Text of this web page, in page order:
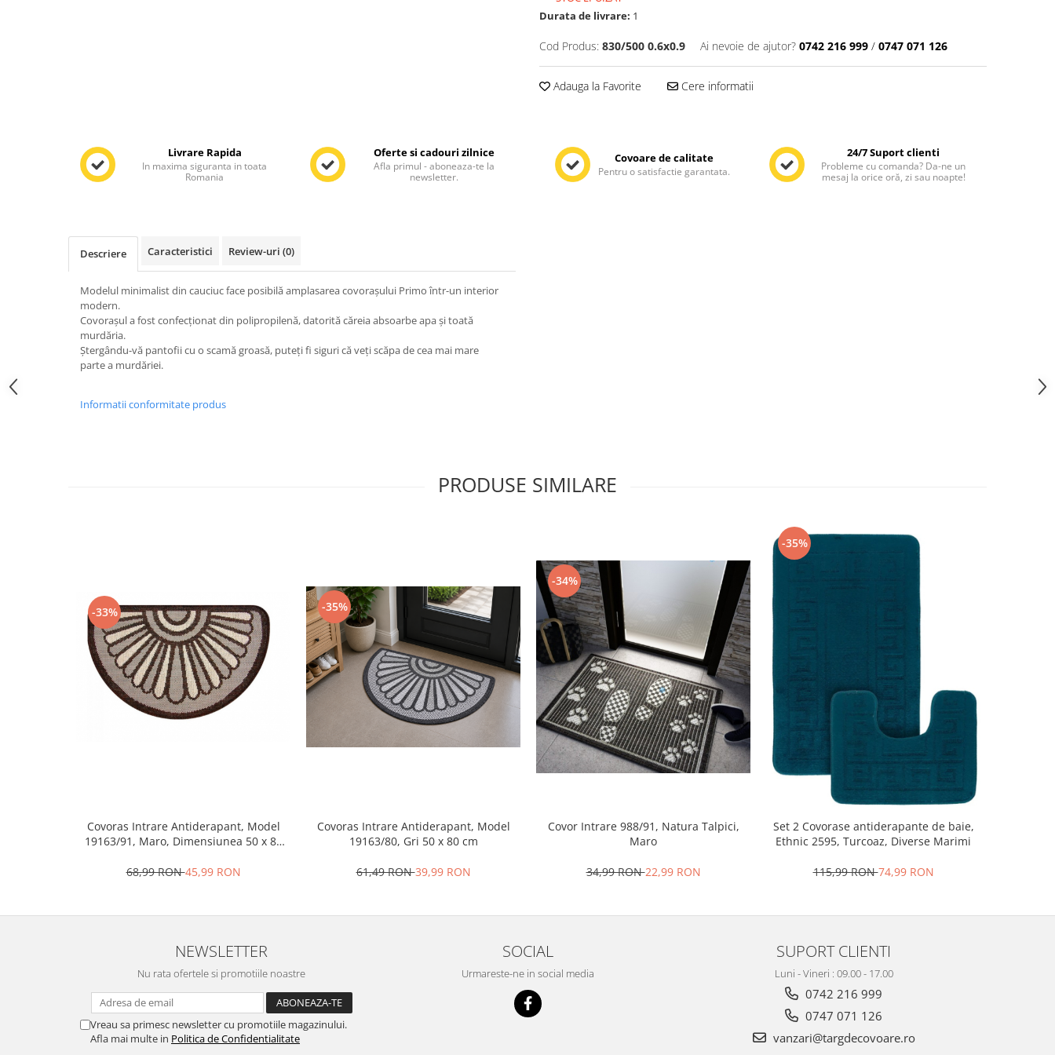
Durata de livrare: 1
Cod Produs: 830/500 0.6x0.9 Ai nevoie de ajutor? 0742 216 999 / 0747 071 126
Adauga la Favorite Cere informatii
Facebook
Livrare Rapida
In maxima siguranta in toata
Romania
Oferte si cadouri zilnice
Afla primul - aboneaza-te la
newsletter.
Covoare de calitate
Pentru o satisfactie garantata.
24/7 Suport clienti
Probleme cu comanda? Da-ne un
mesaj la orice oră, zi sau noapte!
Descriere Caracteristici Review-uri (0)
Modelul minimalist din cauciuc face posibilă amplasarea covorașului Primo într-un interior
modern.
Covorașul a fost confecționat din polipropilenă, datorită căreia absoarbe apa și toată
murdăria.
Ștergându-vă pantofii cu o scamă groasă, puteți fi siguri că veți scăpa de cea mai mare
parte a murdăriei.
Informatii conformitate produs
PRODUSE SIMILARE
-33%
Covoras Intrare Antiderapant, Model
19163/91, Maro, Dimensiunea 50 x 80
68,99 RON45,99 RON
-35%
Covoras Intrare Antiderapant, Model
19163/80, Gri 50 x 80 cm
61,49 RON39,99 RON
-34%
Covor Intrare 988/91, Natura Talpici,
Maro
34,99 RON22,99 RON
-35%
Set 2 Covorase antiderapante de baie,
Ethnic 2595, Turcoaz, Diverse Marimi
115,99 RON74,99 RON
NEWSLETTER
Nu rata ofertele si promotiile noastre
Vreau sa primesc newsletter cu promotiile magazinului.
Afla mai multe in Politica de Confidentialitate
SOCIAL
Urmareste-ne in social media
SUPORT CLIENTI
Luni - Vineri : 09.00 - 17.00
0742 216 999
0747 071 126
vanzari@targdecovoare.ro